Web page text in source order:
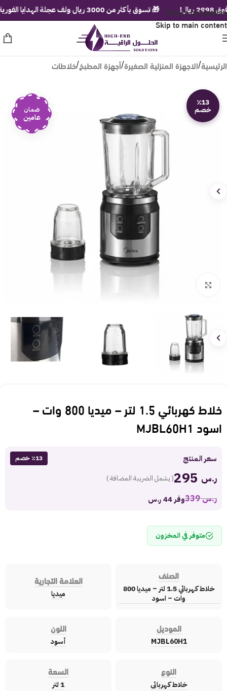
Skip to navigation
Skip to main content
الرئيسية/الاجهزة المنزلية الصغيرة/أجهزة المطبخ/خلاطات
٪13
خصم ضمان
عامين
خلاط كهربائي 1.5 لتر – ميديا 800 وات –
اسود MJBL60H1
سعر المنتج ٪13 خصم
ر.س ( يشمل الضريبة المضافة )
ر.س339 وفر 44 ر.س
متوفر في المخزون
الصنف
خلاط كهربائي 1.5 لتر – ميديا 800
وات – اسود
العلامة التجارية
ميديا
الموديل
MJBL60H1
اللون
أسود
النوع
خلاط كهربائى
السعة
1 لتر
🎁 تسوق بأكثر من 3000 ريال ولف عجلة الهدايا الفورية!